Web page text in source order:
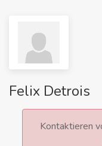
Felix Detrois
Kontaktieren